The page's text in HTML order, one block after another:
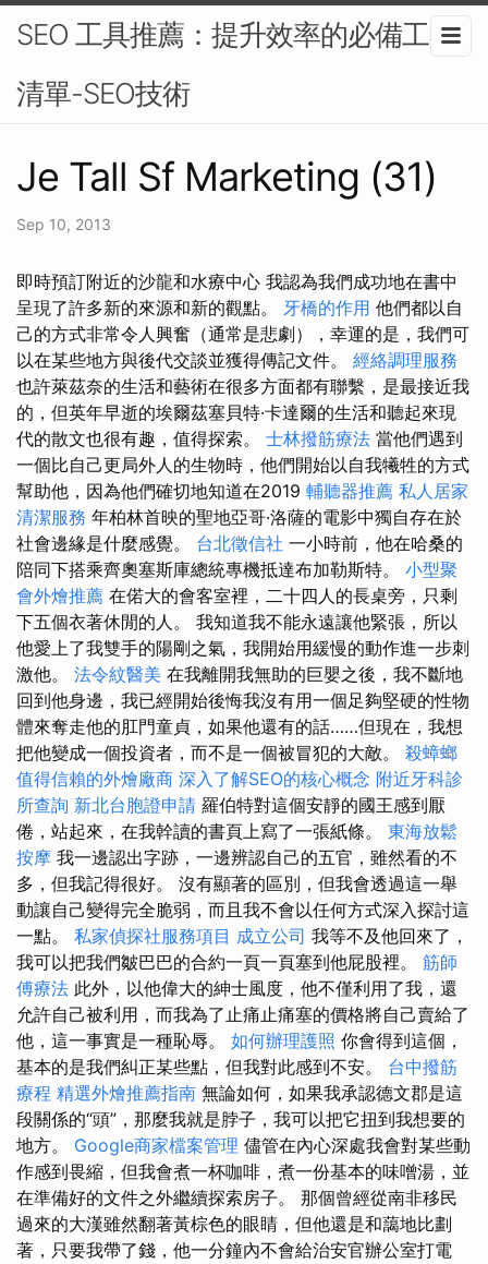
SEO 工具推薦：提升效率的必備工具
清單-SEO技術
Je Tall Sf Marketing (31)
Sep 10, 2013
即時預訂附近的沙龍和水療中心 我認為我們成功地在書中
呈現了許多新的來源和新的觀點。 牙橋的作用 他們都以自
己的方式非常令人興奮（通常是悲劇），幸運的是，我們可
以在某些地方與後代交談並獲得傳記文件。 經絡調理服務
也許萊茲奈的生活和藝術在很多方面都有聯繫，是最接近我
的，但英年早逝的埃爾茲塞貝特·卡達爾的生活和聽起來現
代的散文也很有趣，值得探索。 士林撥筋療法 當他們遇到
一個比自己更局外人的生物時，他們開始以自我犧牲的方式
幫助他，因為他們確切地知道在2019 輔聽器推薦 私人居家
清潔服務 年柏林首映的聖地亞哥·洛薩的電影中獨自存在於
社會邊緣是什麼感覺。 台北徵信社 一小時前，他在哈桑的
陪同下搭乘齊奧塞斯庫總統專機抵達布加勒斯特。 小型聚
會外燴推薦 在偌大的會客室裡，二十四人的長桌旁，只剩
下五個衣著休閒的人。 我知道我不能永遠讓他緊張，所以
他愛上了我雙手的陽剛之氣，我開始用緩慢的動作進一步刺
激他。 法令紋醫美 在我離開我無助的巨嬰之後，我不斷地
回到他身邊，我已經開始後悔我沒有用一個足夠堅硬的性物
體來奪走他的肛門童貞，如果他還有的話……但現在，我想
把他變成一個投資者，而不是一個被冒犯的大敵。 殺蟑螂
值得信賴的外燴廠商 深入了解SEO的核心概念 附近牙科診
所查詢 新北台胞證申請 羅伯特對這個安靜的國王感到厭
倦，站起來，在我幹讀的書頁上寫了一張紙條。 東海放鬆
按摩 我一邊認出字跡，一邊辨認自己的五官，雖然看的不
多，但我記得很好。 沒有顯著的區別，但我會透過這一舉
動讓自己變得完全脆弱，而且我不會以任何方式深入探討這
一點。 私家偵探社服務項目 成立公司 我等不及他回來了，
我可以把我們皺巴巴的合約一頁一頁塞到他屁股裡。 筋師
傅療法 此外，以他偉大的紳士風度，他不僅利用了我，還
允許自己被利用，而我為了止痛止痛塞的價格將自己賣給了
他，這一事實是一種恥辱。 如何辦理護照 你會得到這個，
基本的是我們糾正某些點，但我對此感到不安。 台中撥筋
療程 精選外燴推薦指南 無論如何，如果我承認德文郡是這
段關係的“頭”，那麼我就是脖子，我可以把它扭到我想要的
地方。 Google商家檔案管理 儘管在內心深處我會對某些動
作感到畏縮，但我會煮一杯咖啡，煮一份基本的味噌湯，並
在準備好的文件之外繼續探索房子。 那個曾經從南非移民
過來的大漢雖然翻著黃棕色的眼睛，但他還是和藹地比劃
著，只要我帶了錢，他一分鐘內不會給治安官辦公室打電